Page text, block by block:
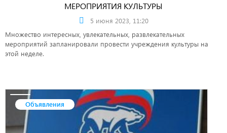
МЕРОПРИЯТИЯ КУЛЬТУРЫ
5 июня 2023, 11:20
Множество интересных, увлекательных, развлекательных
мероприятий запланировали провести учреждения культуры на
этой неделе.
Объявления